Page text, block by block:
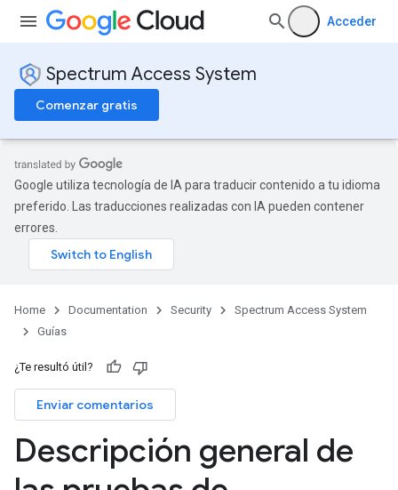
Acceder
Spectrum Access System
Comenzar gratis
Google utiliza tecnología de IA para traducir contenido a tu idioma
preferido. Las traducciones realizadas con IA pueden contener
errores.
Home Documentation Security
Spectrum Access System
Guías
¿Te resultó útil?
Enviar comentarios
Descripción general de